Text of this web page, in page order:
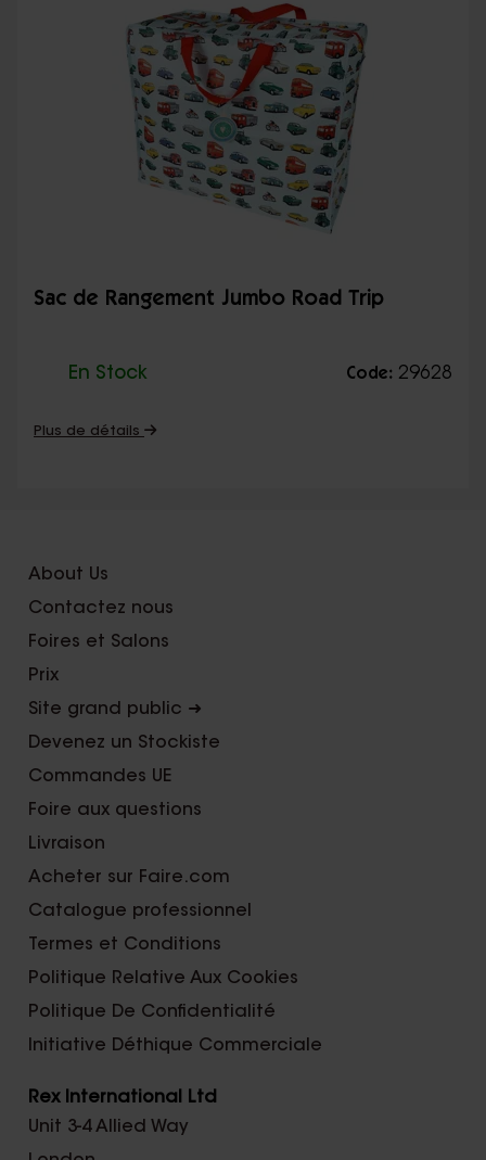
Sac de Rangement Jumbo Road Trip
En Stock Code: 29628
Plus de détails
About Us
Contactez nous
Foires et Salons
Prix
Site grand public ➜
Devenez un Stockiste
Commandes UE
Foire aux questions
Livraison
Acheter sur Faire.com
Catalogue professionnel
Termes et Conditions
Politique Relative Aux Cookies
Politique De Confidentialité
Initiative Déthique Commerciale
Rex International Ltd
Unit 3-4 Allied Way